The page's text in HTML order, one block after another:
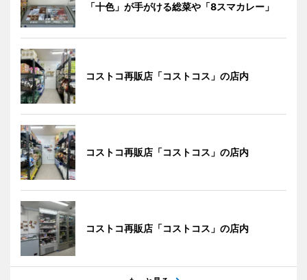
「十色」が手がける総菜や「8スマカレー」
コストコ再販店「コストコス」の店内
コストコ再販店「コストコス」の店内
コストコ再販店「コストコス」の店内